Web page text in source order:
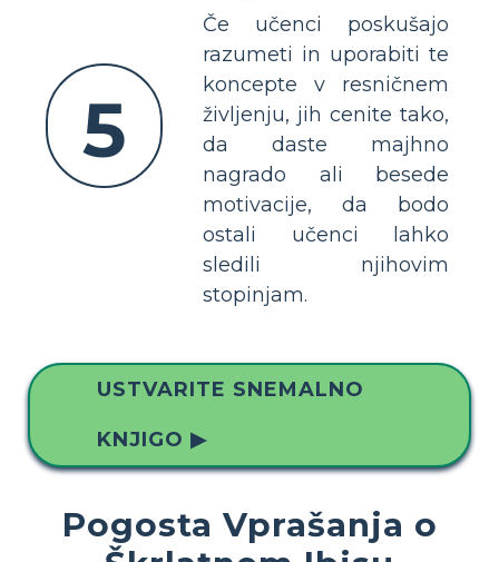
5
Če učenci poskušajo
razumeti in uporabiti te
koncepte v resničnem
življenju, jih cenite tako,
da daste majhno
nagrado ali besede
motivacije, da bodo
ostali učenci lahko
sledili njihovim
stopinjam.
USTVARITE SNEMALNO
KNJIGO ▶
Pogosta Vprašanja o